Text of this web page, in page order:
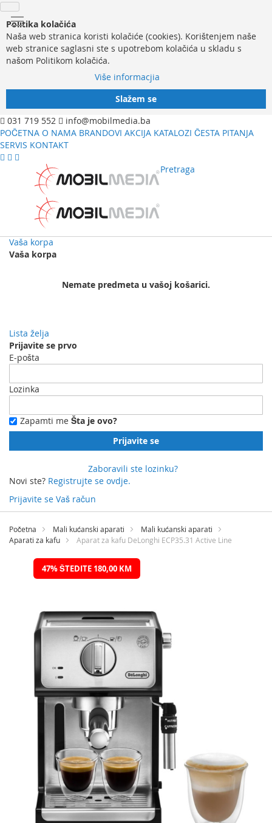
Politika kolačića
Naša web stranica koristi kolačiće (cookies). Korištenjem naše
web stranice saglasni ste s upotrebom kolačića u skladu s
našom Politikom kolačića.
Više informacjia
Slažem se
031 719 552
info@mobilmedia.ba
POČETNA O NAMA BRANDOVI AKCIJA KATALOZI ČESTA PITANJA
SERVIS KONTAKT
Pretraga
Vaša korpa
Vaša korpa
Nemate predmeta u vašoj košarici.
Lista želja
Prijavite se prvo
E-pošta
Lozinka
Zapamti me Šta je ovo?
Prijavite se
Zaboravili ste lozinku?
Novi ste? Registrujte se ovdje.
Prijavite se Vaš račun
Preskočite
sadržaj
Početna Mali kućanski aparati
Mali kućanski aparati
Aparati za kafu
Aparat za kafu DeLonghi ECP35.31 Active Line
Preskočite47% ŠTEDITE 180,00 KM